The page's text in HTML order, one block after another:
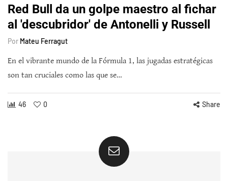
Red Bull da un golpe maestro al fichar
al 'descubridor' de Antonelli y Russell
Por Mateu Ferragut
En el vibrante mundo de la Fórmula 1, las jugadas estratégicas
son tan cruciales como las que se…
46 0 Share